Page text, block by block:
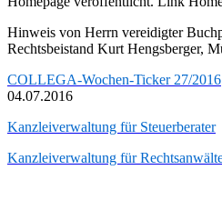
Hinweis von Herrn vereidigter
Rechtsbeistand Kurt Hengsberger,
COLLEGA-Wochen-Ticker 27/2016
04.07.2016
Kanzleiverwaltung für Steuerberater
Kanzleiverwaltung für